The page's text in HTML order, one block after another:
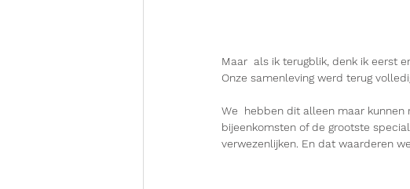
Maar  als ik terugblik, denk ik eerst
Onze samenleving werd terug
We  hebben dit alleen maar kunnen
bijeenkomsten of de grootste
verwezenlijken. En dat waarderen